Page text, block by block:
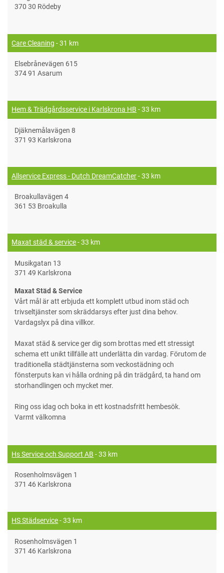
370 30 Rödeby
Care Cleaning - 31 km
Elsebrånevägen 615
374 91 Asarum
Hem & Trädgårdsservice i Karlskrona HB - 33 km
Djäknemålavägen 8
371 93 Karlskrona
Allservice Express - Dutch DreamCatcher- 33 km
Broakullavägen 4
361 53 Broakulla
Maxat städ & service- 33 km
Musikgatan 13
371 49 Karlskrona
Maxat Städ & Service
Vårt mål är att erbjuda ett komplett utbud inom städ och
trivseltjänster som skräddarsys efter just dina behov.
Vardagslyx på dina villkor.
Maxat städ & service ger dig som brottas med ett stressigt
schema ett unikt tillfälle att underlätta din vardag. Förutom de
traditionella städtjänsterna som veckostädning och
fönsterputs kan vi hålla ordning på din trädgård, ta hand om
storhandlingen och mycket mer.
Ring oss idag och boka in ett kostnadsfritt hembesök.
Varmt välkomna
Hs Service och Support AB - 33 km
Rosenholmsvägen 1
371 46 Karlskrona
HS Städservice- 33 km
Rosenholmsvägen 1
371 46 Karlskrona